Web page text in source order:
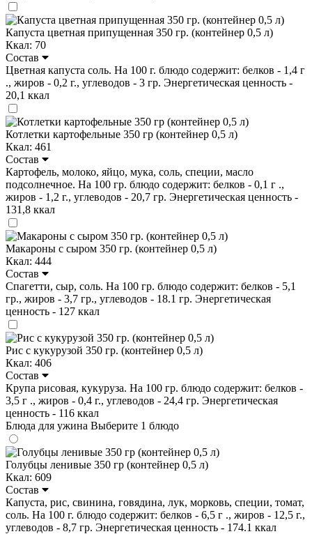
Капуста цветная припущенная 350 гр. (контейнер 0,5 л)
Ккал: 70
Состав
Цветная капуста соль. На 100 г. блюдо содержит: белков - 1,4 г
., жиров - 0,2 г., углеводов - 3 гр. Энергетическая ценность -
20,1 ккал
Котлетки картофельные 350 гр (контейнер 0,5 л)
Ккал: 461
Состав
Картофель, молоко, яйцо, мука, соль, специи, масло
подсолнечное. На 100 гр. блюдо содержит: белков - 0,1 г .,
жиров - 1,2 г., углеводов - 20,7 гр. Энергетическая ценность -
131,8 ккал
Макароны с сыром 350 гр. (контейнер 0,5 л)
Ккал: 444
Состав
Спагетти, сыр, соль. На 100 гр. блюдо содержит: белков - 5,1
гр., жиров - 3,7 гр., углеводов - 18.1 гр. Энергетическая
ценность - 127 ккал
Рис с кукурузой 350 гр. (контейнер 0,5 л)
Ккал: 406
Состав
Крупа рисовая, кукуруза. На 100 гр. блюдо содержит: белков -
3,5 г ., жиров - 0,4 г., углеводов - 24,4 гр. Энергетическая
ценность - 116 ккал
Блюда для ужина Выберите 1 блюдо
Голубцы ленивые 350 гр (контейнер 0,5 л)
Ккал: 609
Состав
Капуста, рис, свинина, говядина, лук, морковь, специи, томат,
соль. На 100 г. блюдо содержит: белков - 6,5 г ., жиров - 12,5 г.,
углеводов - 8,7 гр. Энергетическая ценность - 174.1 ккал